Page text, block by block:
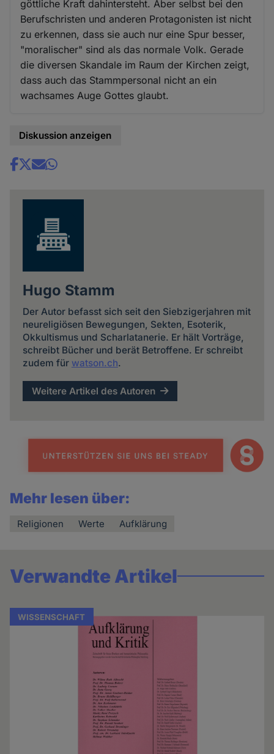
göttliche Kraft dahintersteht. Aber selbst bei den
Berufschristen und anderen Protagonisten ist nicht
zu erkennen, dass sie auch nur eine Spur besser,
"moralischer" sind als das normale Volk. Gerade
die diversen Skandale im Raum der Kirchen zeigt,
dass auch das Stammpersonal nicht an ein
wachsames Auge Gottes glaubt.
Diskussion anzeigen
Share
Hugo Stamm
Der Autor befasst sich seit den Siebzigerjahren mit
neureligiösen Bewegungen, Sekten, Esoterik,
Okkultismus und Scharlatanerie. Er hält Vorträge,
schreibt Bücher und berät Betroffene. Er schreibt
zudem für watson.ch.
Weitere Artikel des Autoren
Mehr lesen über:
Religionen Werte Aufklärung
Verwandte Artikel
WISSENSCHAFT